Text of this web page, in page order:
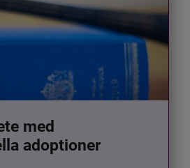
med
adoptioner